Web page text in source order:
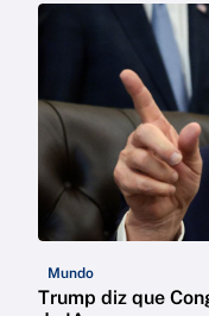
Mundo
Trump diz que